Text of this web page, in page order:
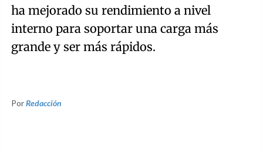
ha mejorado su rendimiento a nivel
interno para soportar una carga más
grande y ser más rápidos.
PorRedacción